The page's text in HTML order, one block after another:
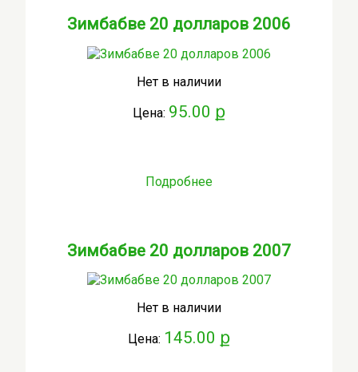
Зимбабве 20 долларов 2006
Нет в наличии
Цена: 95.00 ք
Подробнее
Зимбабве 20 долларов 2007
Нет в наличии
Цена: 145.00 ք